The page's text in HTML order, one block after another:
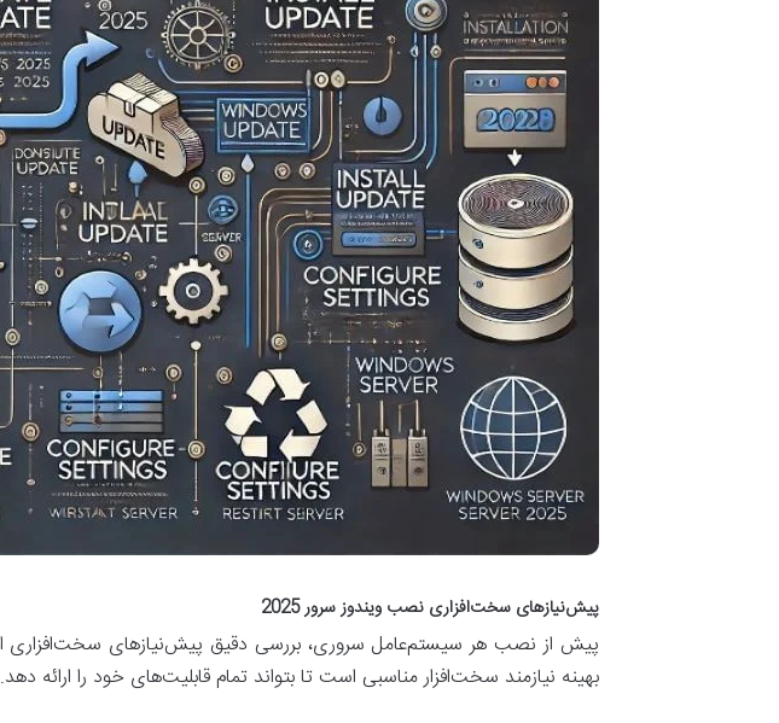
پیش‌نیازهای سخت‌افزاری نصب ویندوز سرور 2025
بهینه نیازمند سخت‌افزار مناسبی است تا بتواند تمام قابلیت‌های خود را ارائه دهد.